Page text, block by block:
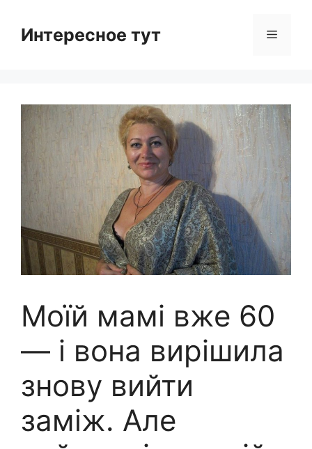
contentИнтересное тут Menu
Моїй мамі вже 60
— і вона вирішила
знову вийти
заміж. Але